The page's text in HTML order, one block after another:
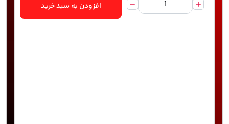
افزودن به سبد خرید